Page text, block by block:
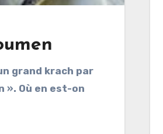
grand krach par
». Où en est-on